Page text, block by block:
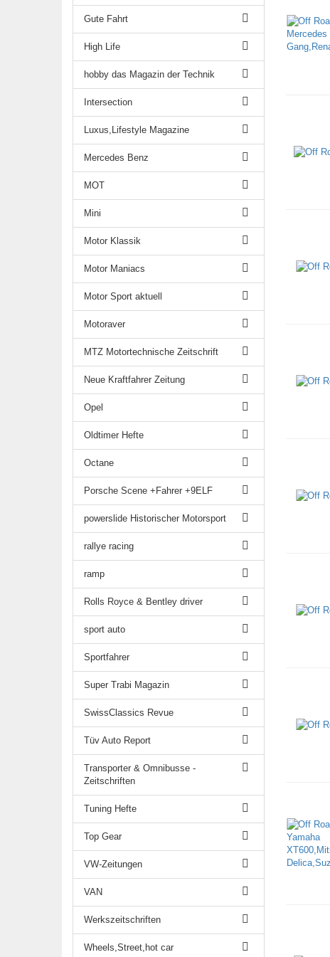
Gute Fahrt
High Life
hobby das Magazin der Technik
Intersection
Luxus,Lifestyle Magazine
Mercedes Benz
MOT
Mini
Motor Klassik
Motor Maniacs
Motor Sport aktuell
Motoraver
MTZ Motortechnische Zeitschrift
Neue Kraftfahrer Zeitung
Opel
Oldtimer Hefte
Octane
Porsche Scene +Fahrer +9ELF
powerslide Historischer Motorsport
rallye racing
ramp
Rolls Royce & Bentley driver
sport auto
Sportfahrer
Super Trabi Magazin
SwissClassics Revue
Tüv Auto Report
Transporter & Omnibusse -
Zeitschriften
Tuning Hefte
Top Gear
VW-Zeitungen
VAN
Werkszeitschriften
Wheels,Street,hot car